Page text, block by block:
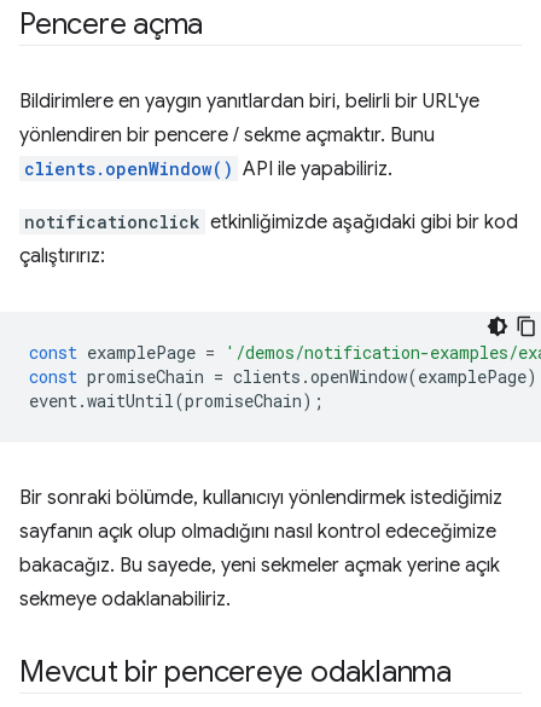
Pencere açma
Bildirimlere en yaygın yanıtlardan biri, belirli bir URL'ye
yönlendiren bir pencere / sekme açmaktır. Bunu
clients.openWindow() API ile yapabiliriz.
notificationclick etkinliğimizde aşağıdaki gibi bir kod
çalıştırırız:
const examplePage =
'/demos/notification-examples/
const promiseChain = clients .openWindow(examplePage
event.waitUntil(promiseChain);
Bir sonraki bölümde, kullanıcıyı yönlendirmek istediğimiz
sayfanın açık olup olmadığını nasıl kontrol edeceğimize
bakacağız. Bu sayede, yeni sekmeler açmak yerine açık
sekmeye odaklanabiliriz.
Mevcut bir pencereye odaklanma